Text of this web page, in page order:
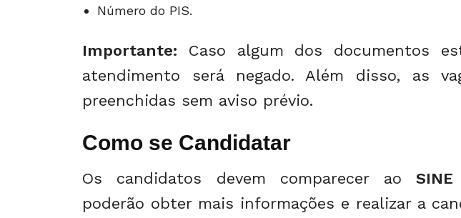
Número do PIS.
Importante: Caso algum dos documentos
atendimento será negado. Além disso, as
preenchidas sem aviso prévio.
Como se Candidatar
Os candidatos devem comparecer ao
poderão obter mais informações e realizar a